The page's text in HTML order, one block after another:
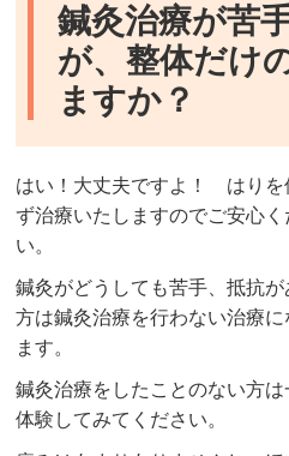
鍼灸治療が苦
が、整体だけ
ますか？
はい！大丈夫ですよ！ はりを
ず治療いたしますのでご安心く
い。
鍼灸がどうしても苦手、抵抗が
方は鍼灸治療を行わない治療に
ます。
鍼灸治療をしたことのない方は
体験してみてください。